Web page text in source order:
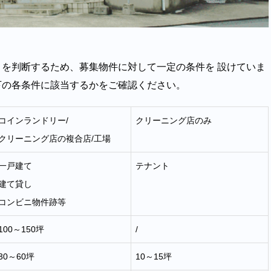
判断するため、募集物件に対して一定の条件を 設けていま
各条件に該当するかをご確認ください。
インランドリー/
リーニング店の複合店/工場
クリーニング店のみ
戸建て
て貸し
ンビニ物件跡等
テナント
～150坪 /
～60坪 10～15坪